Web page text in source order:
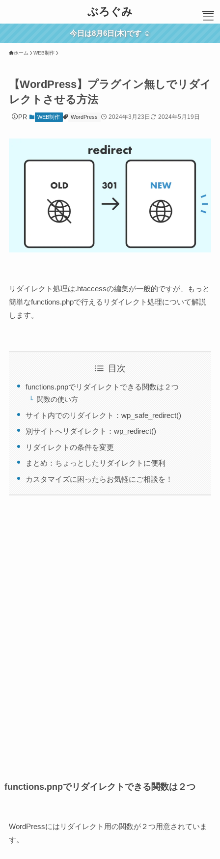
ホーム
WEB制作
ブログ運営
メモ
ぶろぐみ
今日は8月6日(木)です ☺︎
ホーム WEB制作
【WordPress】プラグイン無しでリダイ
レクトさせる方法
PR WEB制作 WordPress 2024年3月23日 2024年5月19日
リダイレクト処理は.htaccessの編集が一般的ですが、もっと
簡単なfunctions.phpで行えるリダイレクト処理について解説
します。
目次
functions.pnpでリダイレクトできる関数は２つ
関数の使い方
サイト内でのリダイレクト：wp_safe_redirect()
別サイトへリダイレクト：wp_redirect()
リダイレクトの条件を変更
まとめ：ちょっとしたリダイレクトに便利
カスタマイズに困ったらお気軽にご相談を！
functions.pnpでリダイレクトできる関数は２つ
WordPressにはリダイレクト用の関数が２つ用意されていま
す。